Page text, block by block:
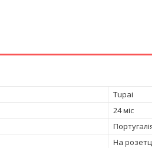
Tupai
24 міс
На